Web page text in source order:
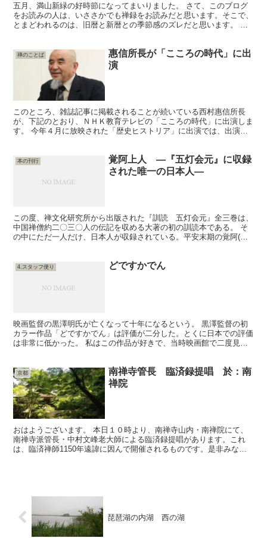
五月、満山新緑の好時節になってまいりました。 さて、このブログ
をお読みの人は、いささかでも禅録をお読みだと思います。そこで、
とまどわれるのは、旧暦と新暦との季節感のズレだと思います。 旧
禅のことば
惠信所長が「こころの時代」に出
演
このところ、雑誌記事に掲載されることが続いている西村惠信所長
が、下記のとおり、ＮＨＫ教育テレビの「こころの時代」に出演しま
す。 今年４月に放映された「歴史ヒストリア」に出演では、出演時
本の刊行
覚阿上人 ―『五灯会元』に収録
された唯一の日本人―
この度、禅文化研究所から出版された『訓読 五灯会元』全三巻は、
中国禅僧約二〇三〇人の伝記を収める大著の初の訓読本である。 そ
の中にただ一人だけ、日本人が収録されている。平安末期の覚阿(一
4.スタッフ便り どですかでん
映画監督の黒澤明氏が亡くなって十年になるという。 黒澤監督の初
カラー作品「どですかでん」は評価が二分した。とくに日本での評価
は非常に低かった。 私はこの作品が好きで、当時映画館で二度見た
京都
南禅寺管長 臨済録提唱 於：南
禅院
おはようございます。 本日１０時より、南禅寺山内・南禅院にて、
南禅寺派管長・中村文峰老大師による臨済録提唱があります。これ
は、臨済禅師1150年遠諱に因んで開催されるものです。是非みなさ
琵琶湖の内湖 西の湖